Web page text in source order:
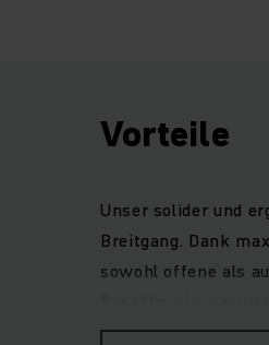
Vorteile
Unser solider und
Breitgang. Dank
sowohl offene als
Einstieg, die